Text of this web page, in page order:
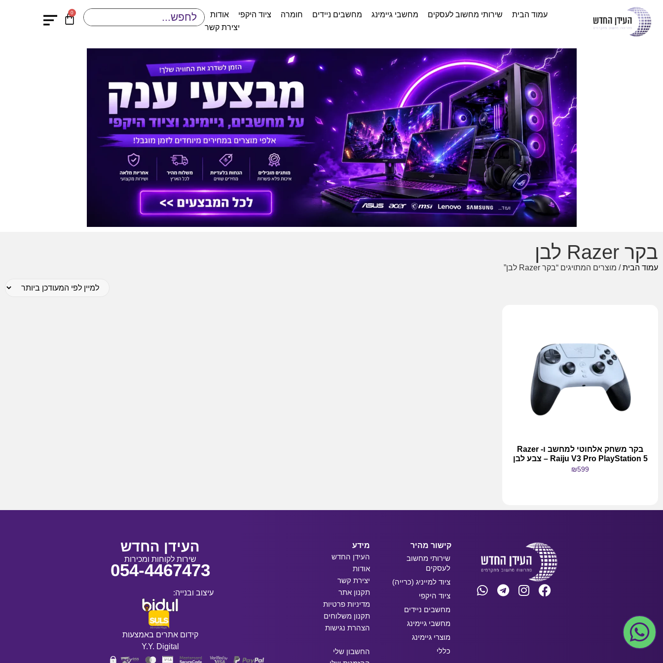
עמוד הבית שירותי מחשוב לעסקים מחשבי גיימינג מחשבים ניידים חומרה ציוד היקפי
אודות
יצירת קשר
0
בקר Razer לבן
עמוד הבית/ מוצרים המתויגים “בקר Razer לבן”
בקר משחק אלחוטי למחשב ו- Razer
Raiju V3 Pro PlayStation 5 – צבע לבן
₪599
קישור מהיר
שירותי מחשוב
לעסקים
ציוד למייניג (כרייה)
ציוד היקפי
מחשבים ניידים
מחשבי גיימינג
מוצרי גיימינג
כללי
מידע
העידן החדש
אודות
יצירת קשר
תקנון אתר
מדיניות פרטיות
תקנון משלוחים
הצהרת נגישות
החשבון שלי
העידן החדש
שירות לקוחות ומכירות
054-4467473
עיצוב ובנייה:
קידום אתרים באמצעות
Y.Y. Digital